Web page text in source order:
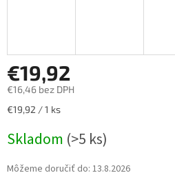
€19,92
€16,46 bez DPH
Jednotková
€19,92 / 1 ks
Skladom (>5 ks)
Môžeme doručiť do: 13.8.2026